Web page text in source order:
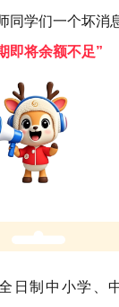
同学们一个坏消
即将余额不足”
日制中小学、